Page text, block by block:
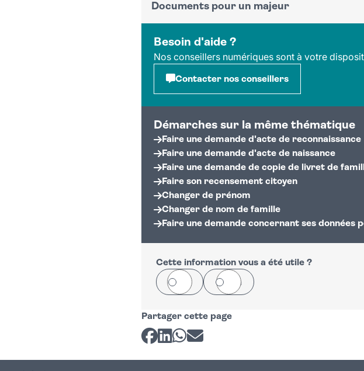
Voir sur le site duservice-public.fr
Première demande
Renouvellement
Document volé
Documents pour un majeur
Voir sur le site du service-public.fr
Première demande
Document perdu
Besoin d'aide ?
Nos conseillers numériques sont à votre
Contacter nos conseillers
Démarches sur la même thématique
Faire une demande d'acte de reconnaissance
Faire une demande d'acte de naissance
Faire une demande de copie de livret de
Faire son recensement citoyen
Changer de prénom
Changer de nom de famille
Faire une demande concernant ses données
Cette information vous a été utile ?
Oui Non
Partager cette page
Partager sur Facebook
Partager sur LinkedIn
Partager sur Whatsapp
Partager par courriel